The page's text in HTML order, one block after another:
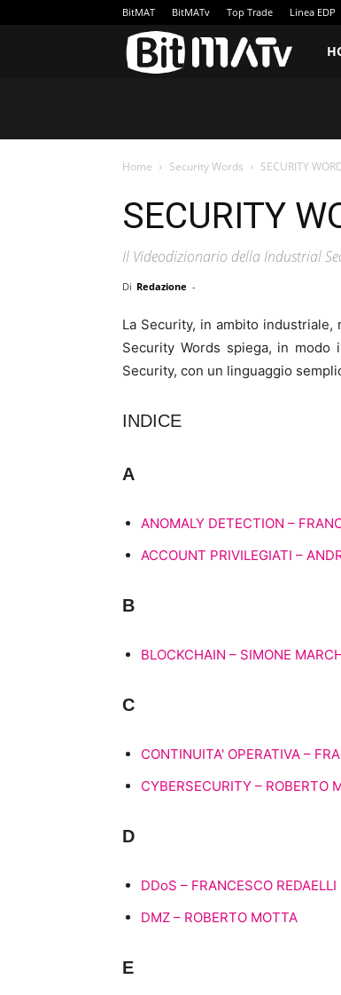
BitMAT BitMATv Top Trade Linea EDP
Home Security Words SECURITY
SECURITY
Il Videodizionario della Industrial
Di Redazione -
La Security, in ambito
Security Words spiega, in
Security, con un linguaggio
INDICE
A
ANOMALY DETECTION –
ACCOUNT PRIVILEGIATI –
B
BLOCKCHAIN – SIMONE
C
CONTINUITA' OPERATIVA –
CYBERSECURITY – ROBERTO
D
DDoS – FRANCESCO REDAELLI
DMZ – ROBERTO MOTTA
E